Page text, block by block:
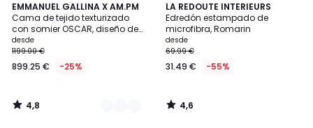
EMMANUEL GALLINA X AM.PM
Cama de tejido texturizado
con somier OSCAR, diseño de
Emmanuel Gallina
desde
1199.00 €
899.25 € -25%
4,8
/ 5
2
Colores
4,8
/
LA REDOUTE INTERIEURS
Edredón estampado de
microfibra, Romarin
desde
69.99 €
31.49 € -55%
4,6
/ 5
4,6
/